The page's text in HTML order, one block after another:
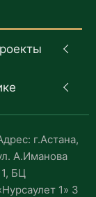
г.Астана,
А.Иманова
БЦ
1» 3